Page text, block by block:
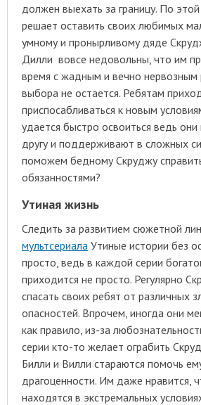
должен выехать за границу. По
решает оставить своих любимых
умному и пронырливому дяде
Дилли вовсе недовольны, что им
время с жадным и вечно нервозным
выбора не остается. Ребятам
приспосабливаться к новым
удается быстро освоиться ведь
другу и поддерживают в сложных
поможем бедному Скруджу
обязанностями?
Утиная жизнь
Следить за развитием сюжетной
мультсериала Утиные истории без
просто, ведь в каждой серии
приходится не просто. Регулярно
спасать своих ребят от различных
опасностей. Впрочем, иногда они
как правило, из-за
серии кто-то желает ограбить
Билли и Вилли стараются помочь
драгоценности. Им даже нравится,
находятся в экстремальных